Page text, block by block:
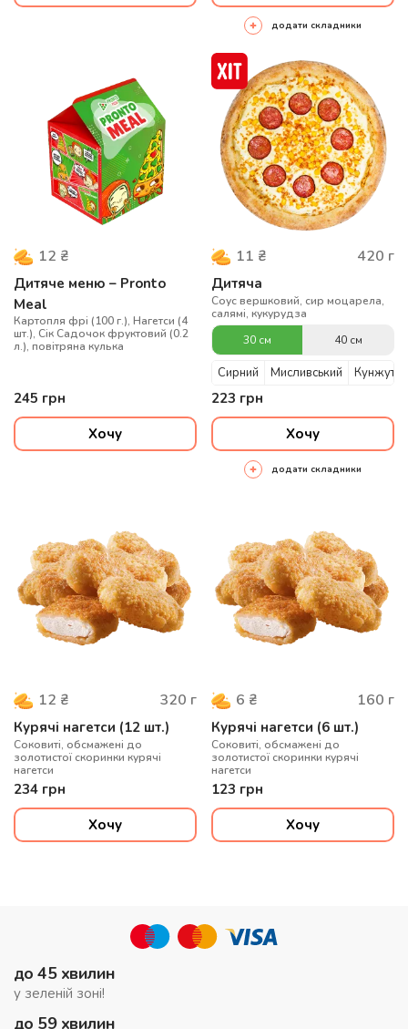
додати складники
12 ₴
Дитяче меню – Pronto
Meal
Картопля фрі (100 г.), Нагетси (4
шт.), Сік Садочок фруктовий (0.2
л.), повітряна кулька
245 грн
Хочу
11 ₴ 420 г
Дитяча
Соус вершковий, сир моцарела,
салямі, кукурудза
30 см
40 см
Сирний Мисливський
223 грн
Хочу
додати складники
12 ₴ 320 г
Курячі нагетси (12 шт.)
Соковиті, обсмажені до
золотистої скоринки курячі
нагетси
234 грн
Хочу
6 ₴ 160 г
Курячі нагетси (6 шт.)
Соковиті, обсмажені до
золотистої скоринки курячі
нагетси
123 грн
Хочу
до 45 хвилин
у зеленій зоні!
до 59 хвилин